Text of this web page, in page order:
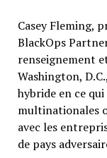
Casey Fleming,
BlackOps
renseignement
Washington,
hybride en ce
multinationales
avec les
de pays